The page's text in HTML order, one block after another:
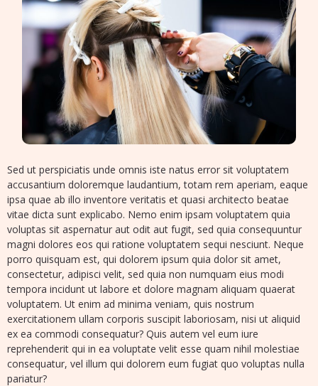
Sed ut perspiciatis unde omnis iste natus error sit voluptatem
accusantium doloremque laudantium, totam rem aperiam, eaque
ipsa quae ab illo inventore veritatis et quasi architecto beatae
vitae dicta sunt explicabo. Nemo enim ipsam voluptatem quia
voluptas sit aspernatur aut odit aut fugit, sed quia consequuntur
magni dolores eos qui ratione voluptatem sequi nesciunt. Neque
porro quisquam est, qui dolorem ipsum quia dolor sit amet,
consectetur, adipisci velit, sed quia non numquam eius modi
tempora incidunt ut labore et dolore magnam aliquam quaerat
voluptatem. Ut enim ad minima veniam, quis nostrum
exercitationem ullam corporis suscipit laboriosam, nisi ut aliquid
ex ea commodi consequatur? Quis autem vel eum iure
reprehenderit qui in ea voluptate velit esse quam nihil molestiae
consequatur, vel illum qui dolorem eum fugiat quo voluptas nulla
pariatur?